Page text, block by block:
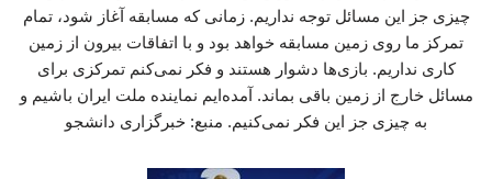
چیزی جز این مسائل توجه نداریم. زمانی که مسابقه آغاز شود، تمام
تمرکز ما روی زمین مسابقه خواهد بود و با اتفاقات بیرون از زمین
کاری نداریم. بازی‌ها دشوار هستند و فکر نمی‌کنم تمرکزی برای
مسائل خارج از زمین باقی بماند. آمده‌ایم نماینده ملت ایران باشیم و
به چیزی جز این فکر نمی‌کنیم. منبع: خبرگزاری دانشجو